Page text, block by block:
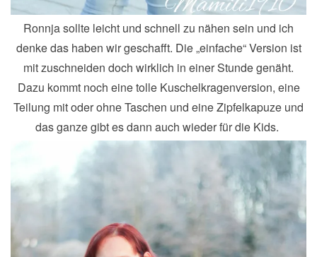
Ronnja sollte leicht und schnell zu nähen sein und ich
denke das haben wir geschafft. Die „einfache“ Version ist
mit zuschneiden doch wirklich in einer Stunde genäht.
Dazu kommt noch eine tolle Kuschelkragenversion, eine
Teilung mit oder ohne Taschen und eine Zipfelkapuze und
das ganze gibt es dann auch wieder für die Kids.